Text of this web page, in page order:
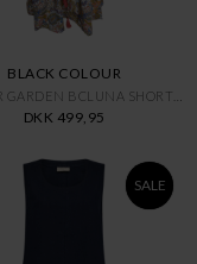
BLACK COLOUR
DKK 499,95
SALE